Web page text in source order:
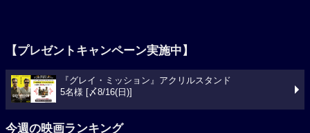
【プレゼントキャンペーン実施中】
『グレイ・ミッション』アクリルスタンド
5名様 [〆8/16(日)]
今週の映画ランキング